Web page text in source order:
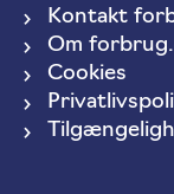
Kontakt
Om
Cookies